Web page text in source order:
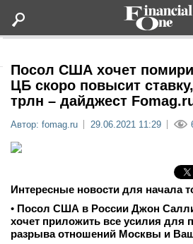
Статьи
Мероприятия
Посол США хочет
ЦБ скоро повысит
трлн – дайджест
Автор: fomag.ru 29.06.2021 11:29
Интересные новости для начала
• Посол США в России Джон
хочет приложить все усилия для
разрыва отношений Москвы и